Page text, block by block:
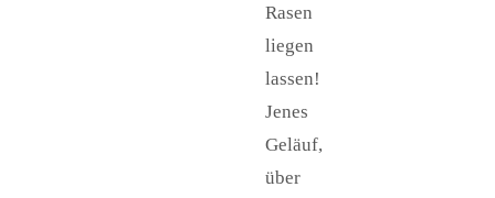
Rasen
liegen
lassen!
Jenes
Geläuf,
über